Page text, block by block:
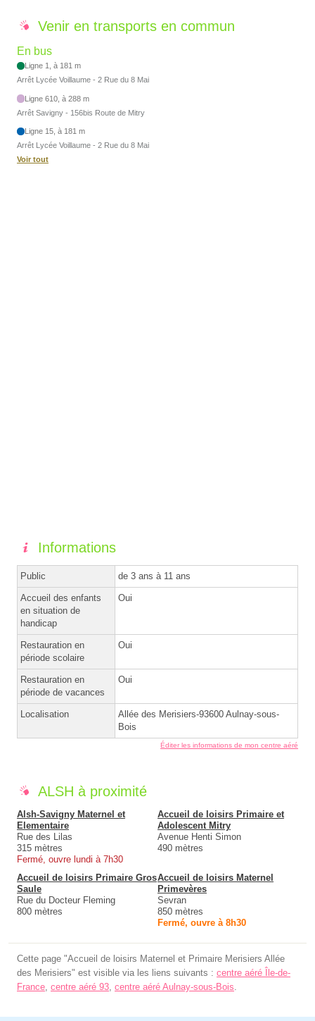
Venir en transports en commun
En bus
Ligne 1, à 181 m
Arrêt Lycée Voillaume - 2 Rue du 8 Mai
Ligne 610, à 288 m
Arrêt Savigny - 156bis Route de Mitry
Ligne 15, à 181 m
Arrêt Lycée Voillaume - 2 Rue du 8 Mai
Voir tout
Informations
Public de 3 ans à 11 ans
Accueil des enfants
en situation de
handicap
Oui
Restauration en
période scolaire
Oui
Restauration en
période de vacances
Oui
Localisation
Allée des Merisiers-93600 Aulnay-sous-
Bois
Éditer les informations de mon centre aéré
ALSH à proximité
Alsh-Savigny Maternel et
Elementaire
Rue des Lilas
315 mètres
Fermé, ouvre lundi à 7h30
Accueil de loisirs Primaire et
Adolescent Mitry
Avenue Henti Simon
490 mètres
Accueil de loisirs Primaire Gros
Saule
Rue du Docteur Fleming
800 mètres
Accueil de loisirs Maternel
Primevères
Sevran
850 mètres
Fermé, ouvre à 8h30
Cette page "Accueil de loisirs Maternel et Primaire Merisiers Allée
des Merisiers" est visible via les liens suivants : centre aéré Île-de-
France, centre aéré 93, centre aéré Aulnay-sous-Bois.